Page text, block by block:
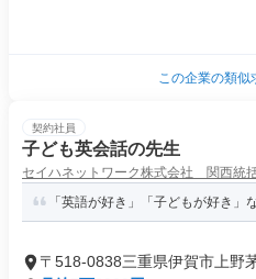
この企業の類似
契約社員
子ども英会話の先生
セイハネットワーク株式会社 関西統
「英語が好き」「子どもが好き」
〒518-0838三重県伊賀市上野